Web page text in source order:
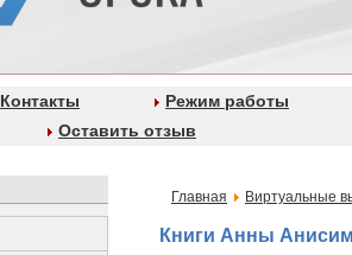
Контакты
Режим работы
Оставить отзыв
Главная Виртуальные
Книги Анны